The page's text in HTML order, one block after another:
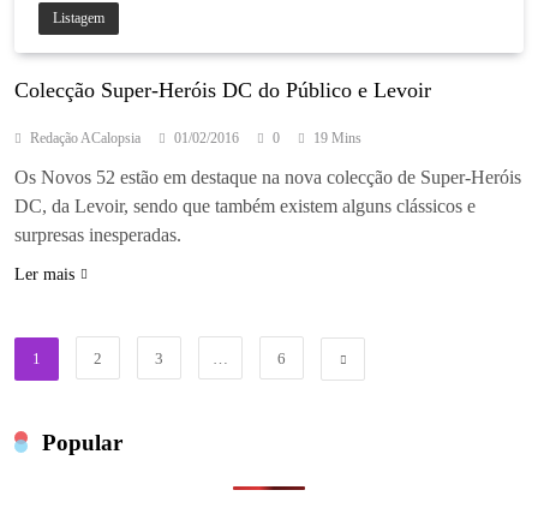
Listagem
Colecção Super-Heróis DC do Público e Levoir
Redação ACalopsia 01/02/2016 0 19 Mins
Os Novos 52 estão em destaque na nova colecção de Super-Heróis
DC, da Levoir, sendo que também existem alguns clássicos e
surpresas inesperadas.
Ler mais
1 2 3 6
Popular